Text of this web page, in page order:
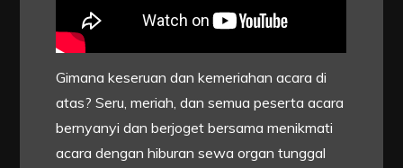
Gimana keseruan dan kemeriahan acara di
atas? Seru, meriah, dan semua peserta acara
bernyanyi dan berjoget bersama menikmati
acara dengan hiburan sewa organ tunggal